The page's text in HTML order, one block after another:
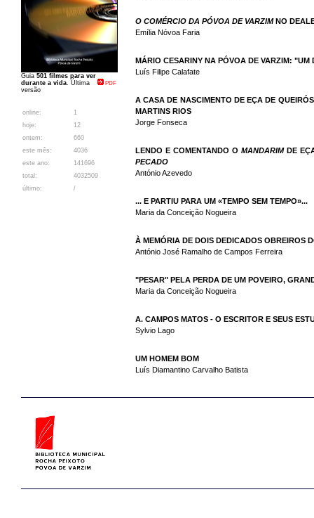
Guia 501 filmes para ver
durante a vida. Última
versão
PDF
online:
1
hoje:
12
ontem:
660
este mês:
4036
este ano:
141696
total:
4032509
último:
/
O COMÉRCIO DA PÓVOA DE VARZIMNO
Emília Nóvoa Faria
MÁRIO CESARINY NA PÓVOA DE VARZIM: "UM
Luís Filipe Calafate
A CASA DE NASCIMENTO DE EÇA DE
MARTINS RIOS
Jorge Fonseca
LENDO E COMENTANDO O MANDARIMDE
PECADO
António Azevedo
... E PARTIU PARA UM «TEMPO SEM TEMPO»...
Maria da Conceição Nogueira
À MEMÓRIA DE DOIS DEDICADOS OBREIROS
António José Ramalho de Campos Ferreira
"PESAR" PELA PERDA DE UM POVEIRO,
Maria da Conceição Nogueira
A. CAMPOS MATOS - O ESCRITOR E SEUS
Sylvio Lago
UM HOMEM BOM
Luís Diamantino Carvalho Batista